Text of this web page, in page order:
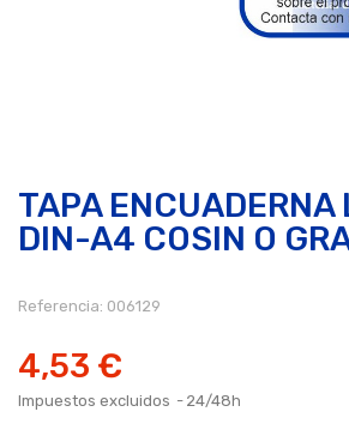
TAPA ENCUADERNA
DIN-A4 COSIN O
Referencia: 006129
4,53 €
Impuestos excluidos 24/48h